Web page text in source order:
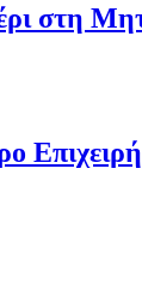
στη